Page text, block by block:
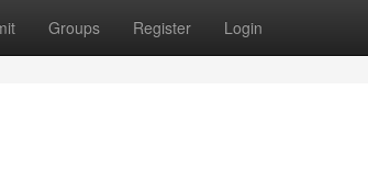
Groups Register Login